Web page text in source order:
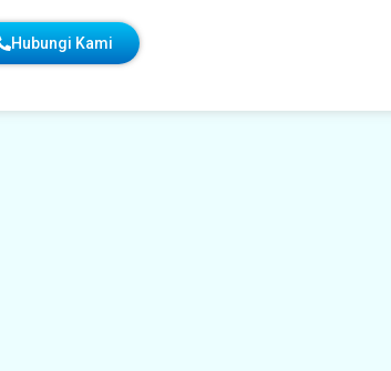
Hubungi Kami